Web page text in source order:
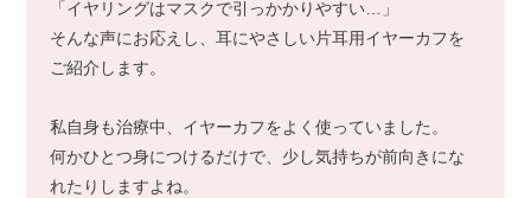
「イヤリングはマスクで引っかかりやすい…」
そんな声にお応えし、耳にやさしい片耳用イヤーカフを
ご紹介します。
私自身も治療中、イヤーカフをよく使っていました。
何かひとつ身につけるだけで、少し気持ちが前向きにな
れたりしますよね。